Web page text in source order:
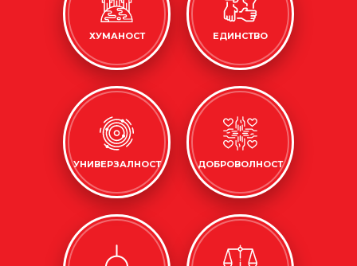
ХУМАНОСТ ЕДИНСТВО
УНИВЕРЗАЛНОСТ ДОБРОВОЛНОСТ